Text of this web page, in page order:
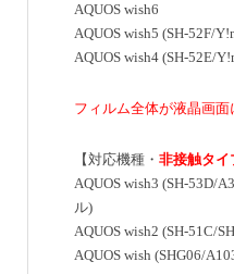
AQUOS wish6
AQUOS wish5 (SH-52F/
AQUOS wish4 (SH-52E/
フィルム全体が液晶画面
【対応機種・ 非接触タイ
AQUOS wish3 (SH-53D/
ル)
AQUOS wish2 (SH-51C/
AQUOS wish (SHG06/